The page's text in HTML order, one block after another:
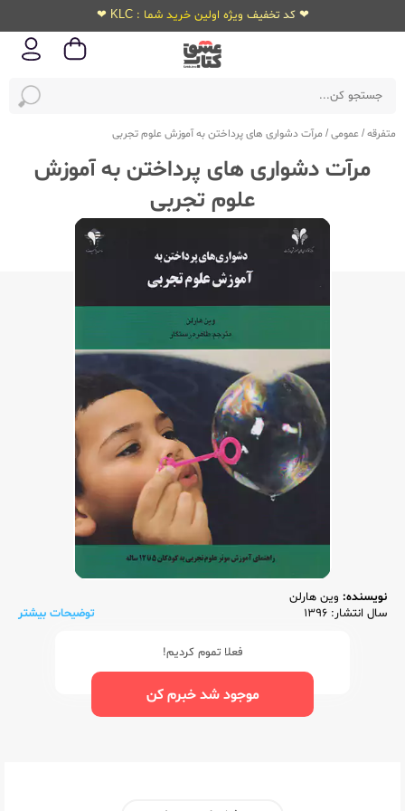
❤ کد تخفیف ویژه اولین خرید شما : KLC ❤
متفرقه/ عمومی/ مرآت دشواری های پرداختن به آموزش علوم تجربی
مرآت دشواری های پرداختن به آموزش
علوم تجربی
نویسنده: وین هارلن
سال انتشار: 1396
توضیحات بیشتر
فعلا تموم کردیم!
موجود شد خبرم کن